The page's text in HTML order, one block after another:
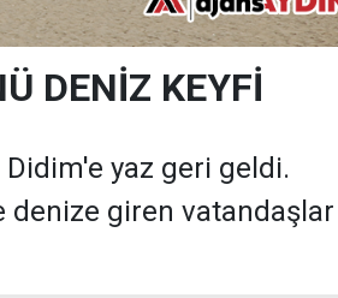
DENİZ KEYFİ
yaz geri geldi.
denize giren vatandaşlar